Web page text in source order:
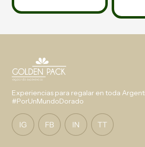
Experiencias para regalar en toda
#PorUnMundoDorado